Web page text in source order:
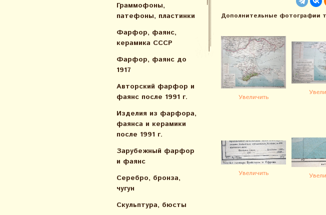
Граммофоны,
патефоны, пластинки
Фарфор, фаянс,
керамика СССР
Фарфор, фаянс до
1917
Авторский фарфор и
фаянс после 1991 г.
Изделия из фарфора,
фаянса и керамики
после 1991 г.
Зарубежный фарфор
и фаянс
Серебро, бронза,
чугун
Скульптура, бюсты
Дополнительные фотографии
Увеличить
Увеличить